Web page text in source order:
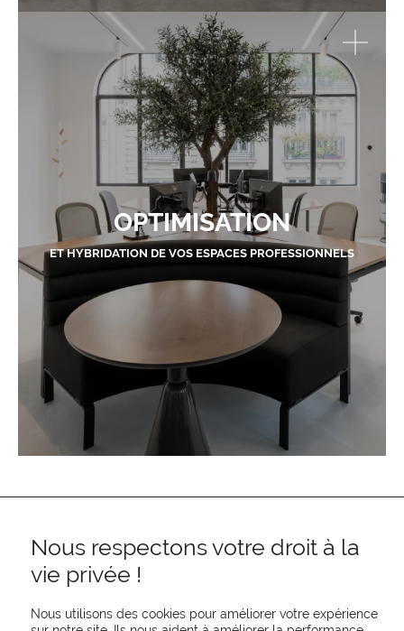
OPTIMISATION
ET HYBRIDATION DE VOS ESPACES PROFESSIONNELS
Nous respectons votre droit à la
vie privée !
Nous utilisons des cookies pour améliorer votre expérience